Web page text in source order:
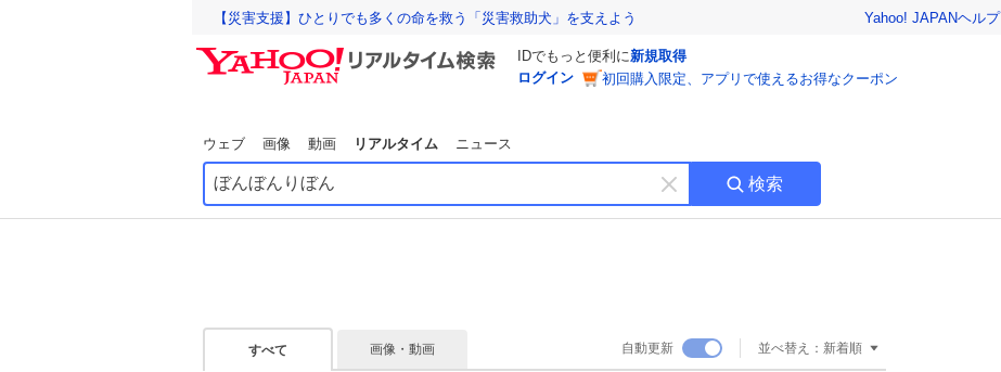
【災害支援】ひとりでも多くの命を救う「災害救助犬」を支えよう Yahoo! JAPANヘルプ
IDでもっと便利に新規取得
ログイン
初回購入限定、アプリで使えるお得なクーポン
ウェブ 画像 動画 リアルタイム ニュース
キ
ー
す
検索
すべて 画像・動画 自動更新 並べ替え： 新着順